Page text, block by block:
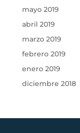
mayo 2019
abril 2019
marzo 2019
febrero 2019
enero 2019
diciembre 2018